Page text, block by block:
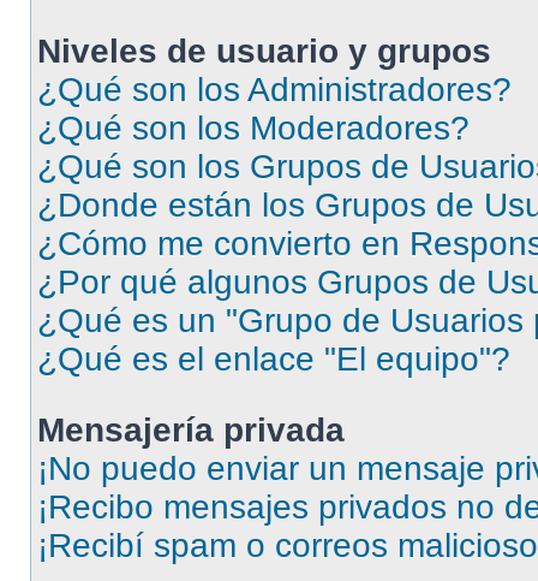
Niveles de usuario y grupos
¿Qué son los Administradores?
¿Qué son los Moderadores?
¿Qué son los Grupos de
¿Donde están los Grupos de
¿Cómo me convierto en
¿Por qué algunos Grupos de
¿Qué es un "Grupo de Usuarios
¿Qué es el enlace "El equipo"?
Mensajería privada
¡No puedo enviar un mensaje
¡Recibo mensajes privados no
¡Recibí spam o correos